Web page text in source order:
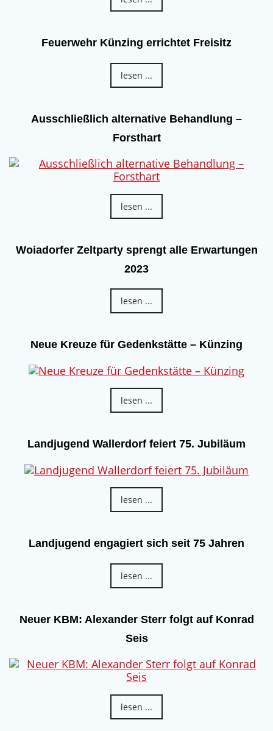
Feuerwehr Künzing errichtet Freisitz
lesen ...
Ausschließlich alternative Behandlung –
Forsthart
lesen ...
Woiadorfer Zeltparty sprengt alle Erwartungen
2023
lesen ...
Neue Kreuze für Gedenkstätte – Künzing
lesen ...
Landjugend Wallerdorf feiert 75. Jubiläum
lesen ...
Landjugend engagiert sich seit 75 Jahren
lesen ...
Neuer KBM: Alexander Sterr folgt auf Konrad
Seis
lesen ...